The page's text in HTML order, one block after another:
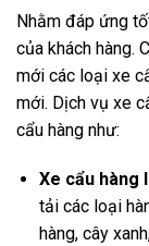
Nhằm đáp ứng
của khách hàng.
mới các loại xe
mới. Dịch vụ xe
cẩu hàng như:
Xe cẩu hàng
tải các loại
hàng, cây